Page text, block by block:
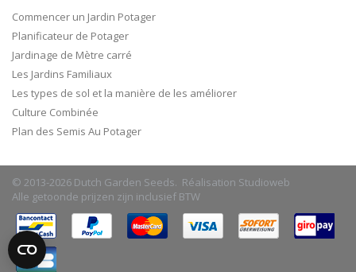
Commencer un Jardin Potager
Planificateur de Potager
Jardinage de Mètre carré
Les Jardins Familiaux
Les types de sol et la manière de les améliorer
Culture Combinée
Plan des Semis Au Potager
© 2013-2026 Dutch Garden Seeds. Réalisation Studioweb
Alle getoonde prijzen zijn inclusief BTW